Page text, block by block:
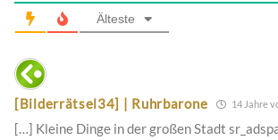
Älteste
[Bilderrätsel34] | Ruhrbarone 14 Jahre
[…] Kleine Dinge in der großen Stadt